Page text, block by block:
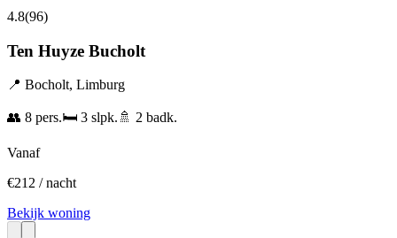
4.8(96)
Ten Huyze Bucholt
📍 Bocholt, Limburg
👥 8 pers.🛏️ 3 slpk. 🚿 2 badk.
Vanaf
€212 / nacht
Bekijk woning